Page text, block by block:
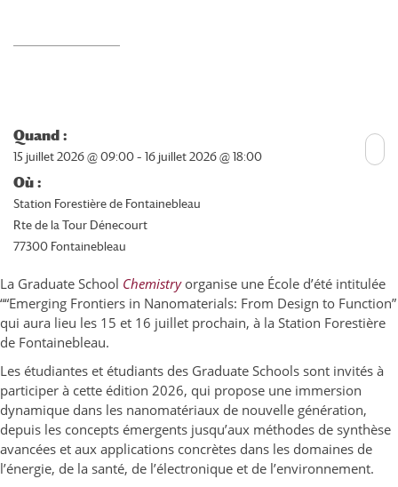
Quand :
15 juillet 2026 @ 09:00 – 16 juillet 2026 @ 18:00
Où :
Station Forestière de Fontainebleau
Rte de la Tour Dénecourt
77300 Fontainebleau
La Graduate School Chemistry organise une École d’été intitulée
““Emerging Frontiers in Nanomaterials: From Design to Function”
qui aura lieu les 15 et 16 juillet prochain, à la Station Forestière
de Fontainebleau.
Les étudiantes et étudiants des Graduate Schools sont invités à
participer à cette édition 2026, qui propose une immersion
dynamique dans les nanomatériaux de nouvelle génération,
depuis les concepts émergents jusqu’aux méthodes de synthèse
avancées et aux applications concrètes dans les domaines de
l’énergie, de la santé, de l’électronique et de l’environnement.